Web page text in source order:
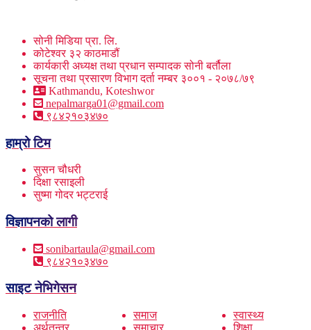
सोनी मिडिया प्रा. लि.
कोटेश्वर ३२ काठमाडौं
कार्यकारी अध्यक्ष तथा प्रधान सम्पादक सोनी बर्तौला
सूचना तथा प्रसारण विभाग दर्ता नम्बर ३००१ - २०७८/७९
Kathmandu, Koteshwor
nepalmarga01@gmail.com
९८४२१०३४७०
हाम्रो टिम
सुसन चौधरी
दिक्षा रसाइली
सुष्मा गोदर भट्टराई
विज्ञापनको लागी
sonibartaula@gmail.com
९८४२१०३४७०
साइट नेभिगेसन
राजनीति
समाज
स्वास्थ्य